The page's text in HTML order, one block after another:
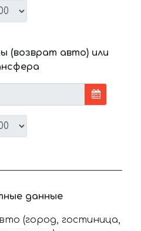
(возврат авто) или
данные
(город, гостиница,